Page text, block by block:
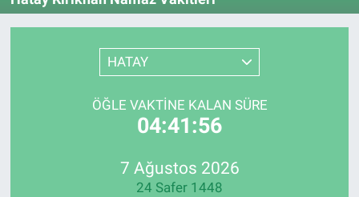
HATAY
ÖĞLE VAKTINE KALAN SÜRE
04:41:56
7 Ağustos 2026
24 Safer 1448